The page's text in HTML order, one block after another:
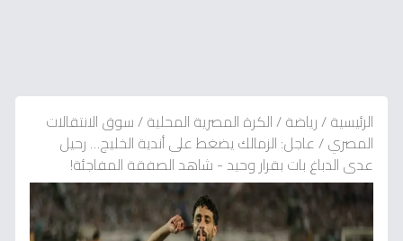
الرئيسية/رياضة/الكرة المصرية المحلية/سوق الانتقالات
المصري/عاجل: الزمالك يضغط على أندية الخليج… رحيل
عدى الدباغ بات بقرار وحيد - شاهد الصفقة المفاجئة!